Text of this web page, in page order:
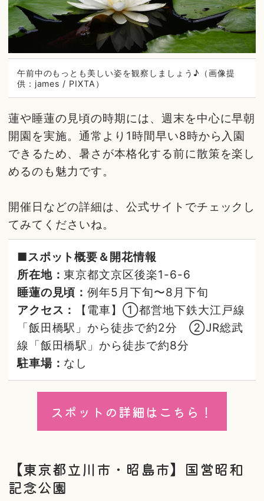
午前中のもっとも美しい姿を観察しましょう♪（画像提
供：james / PIXTA）
蓮や睡蓮の見頃の時期には、週末を中心に早朝
開園を実施。通常より1時間早い8時から入園
できるため、暑さが本格化する前に散策を楽し
めるのも魅力です。
開催日などの詳細は、公式サイトでチェックし
てみてくださいね。
■スポット概要＆開花情報
所在地：東京都文京区後楽1-6-6
睡蓮の見頃：例年5月下旬〜8月下旬
アクセス：
【電車】①都営地下鉄大江戸線
「飯田橋駅」から徒歩で約2分 ②JR総武
線「飯田橋駅」から徒歩で約8分
駐車場： なし
スポットの詳細はこちら！
【東京都立川市・昭島市】国営昭和
記念公園